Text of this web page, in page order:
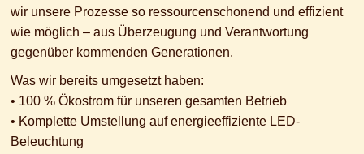
wir unsere Prozesse so ressourcenschonend und effizient
wie möglich – aus Überzeugung und Verantwortung
gegenüber kommenden Generationen.
Was wir bereits umgesetzt haben:
• 100 % Ökostrom für unseren gesamten Betrieb
• Komplette Umstellung auf energieeffiziente LED-
Beleuchtung